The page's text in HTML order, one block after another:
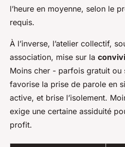
l’heure en moyenne, selon le
requis.
À l’inverse, l’atelier collectif,
association, mise sur la
Moins cher - parfois gratuit ou
favorise la prise de parole en
active, et brise l’isolement.
exige une certaine assiduité
profit.